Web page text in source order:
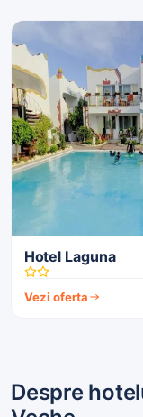
Hotel Laguna
Vezi oferta
Despre